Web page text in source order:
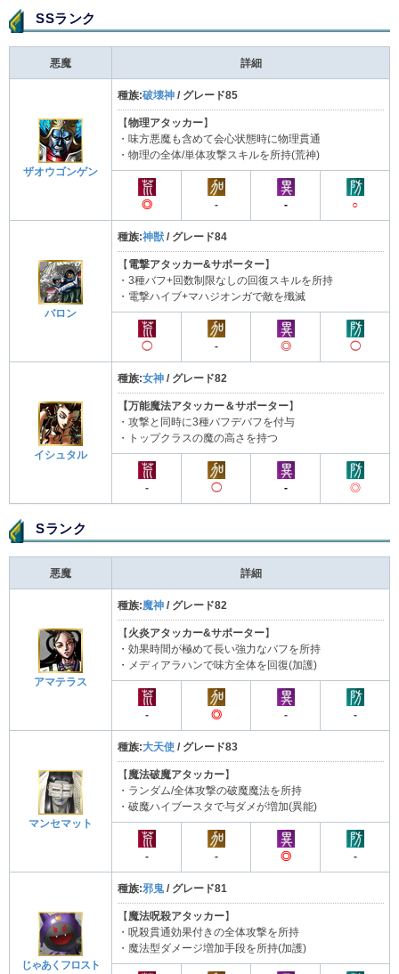
SSランク
悪魔 詳細
ザオウゴンゲン
種族:破壊神 / グレード85
【物理アタッカー】
・味方悪魔も含めて会心状態時に物理貫通
・物理の全体/単体攻撃スキルを所持(荒神)
◎ - - ○
バロン
種族:神獣 / グレード84
【 電撃アタッカー&サポーター】
・3種バフ+回数制限なしの回復スキルを所持
・電撃ハイブ+マハジオンガで敵を殲滅
◯ - ◎ ◯
イシュタル
種族:女神 / グレード82
【万能魔法アタッカー＆サポーター】
・攻撃と同時に3種バフデバフを付与
・トップクラスの魔の高さを持つ
- ◯ - ◎
Sランク
悪魔 詳細
アマテラス
種族:魔神 / グレード82
【 火炎アタッカー&サポーター】
・効果時間が極めて長い強力なバフを所持
・メディアラハンで味方全体を回復(加護)
- ◎ - -
マンセマット
種族:大天使 / グレード83
【 魔法破魔アタッカー】
・ランダム/全体攻撃の破魔魔法を所持
・破魔ハイブースタで与ダメが増加(異能)
- - ◎ -
じゃあくフロスト
種族:邪鬼 / グレード81
【 魔法呪殺アタッカー】
・呪殺貫通効果付きの全体攻撃を所持
・魔法型ダメージ増加手段を所持(加護)